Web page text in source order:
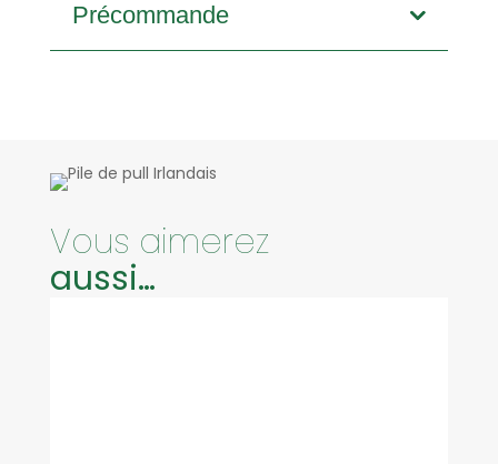
Précommande
Vous aimerez
aussi…